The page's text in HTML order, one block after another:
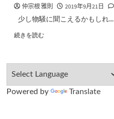
仲宗根 雅則 2019年9月21日
少し物騒に聞こえるかもしれ...
続きを読む
Powered by Translate